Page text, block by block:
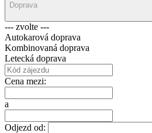
Doprava
--- zvolte ---
Autokarová doprava
Kombinovaná doprava
Letecká doprava
Cena mezi:
a
Odjezd od: